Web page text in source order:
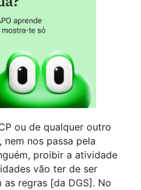
ou de qualquer outro
nos passa pela
proibir a atividade
vão ter de ser
regras [da DGS]. No